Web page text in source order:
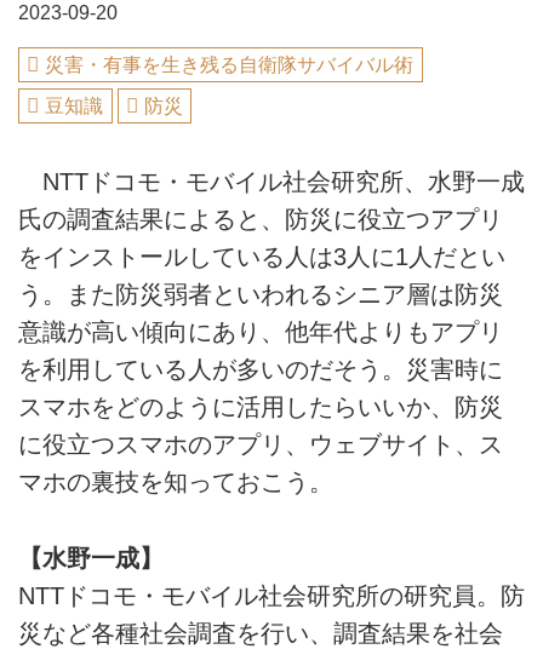
2023-09-20
災害・有事を生き残る自衛隊サバイバル術
豆知識
防災
NTTドコモ・モバイル社会研究所、水野一成
氏の調査結果によると、防災に役立つアプリ
をインストールしている人は3人に1人だとい
う。また防災弱者といわれるシニア層は防災
意識が高い傾向にあり、他年代よりもアプリ
を利用している人が多いのだそう。災害時に
スマホをどのように活用したらいいか、防災
に役立つスマホのアプリ、ウェブサイト、ス
マホの裏技を知っておこう。
【水野一成】
NTTドコモ・モバイル社会研究所の研究員。防
災など各種社会調査を行い、調査結果を社会